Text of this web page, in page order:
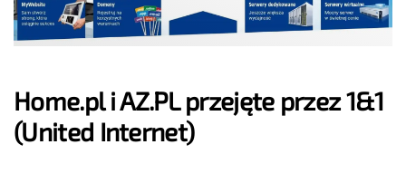
Home.pl i AZ.PL przejęte przez 1&1
(United Internet)